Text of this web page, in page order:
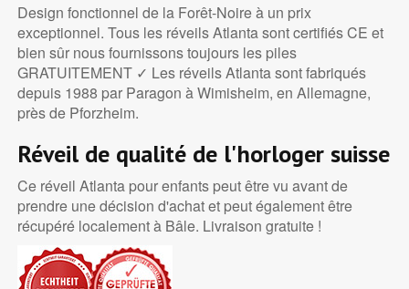
Design fonctionnel de la Forêt-Noire à un prix
exceptionnel. Tous les réveils Atlanta sont certifiés CE et
bien sûr nous fournissons toujours les piles
GRATUITEMENT ✓ Les réveils Atlanta sont fabriqués
depuis 1988 par Paragon à Wimisheim, en Allemagne,
près de Pforzheim.
Réveil de qualité de l'horloger suisse
Ce réveil Atlanta pour enfants peut être vu avant de
prendre une décision d'achat et peut également être
récupéré localement à Bâle. Livraison gratuite !